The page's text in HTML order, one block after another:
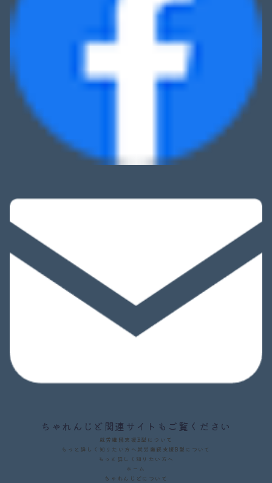
ちゃれんじど関連サイトもご覧ください
就労継続支援B型について
もっと詳しく知りたい方へ 就労継続支援B型について
もっと詳しく知りたい方へ
ホーム
ちゃれんじどについて